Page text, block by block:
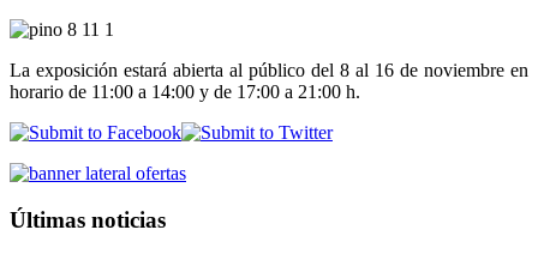
La exposición estará abierta al público del 8 al 16 de noviembre en
horario de 11:00 a 14:00 y de 17:00 a 21:00 h.
Últimas noticias